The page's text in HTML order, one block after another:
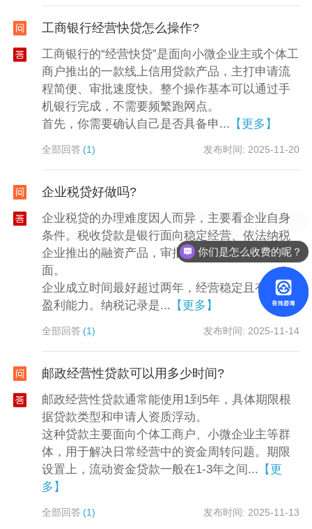
工商银行经营快贷怎么操作?
工商银行的“经营快贷”是面向小微企业主或个体工
商户推出的一款线上信用贷款产品，主打申请流
程简便、审批速度快。整个操作基本可以通过手
机银行完成，不需要频繁跑网点。
首先，你需要确认自己是否具备申... 【更多】
全部回答 (1) 发布时间: 2025-11-20
企业税贷好做吗?
企业税贷的办理难度因人而异，主要看企业自身
条件。税收贷款是银行面向稳定经营、依法纳税
企业推出的融资产品，审批时重点考察几个方
面。
企业成立时间最好超过两年，经营稳定且有一定
盈利能力。纳税记录是... 【更多】
全部回答 (1) 发布时间: 2025-11-14
邮政经营性贷款可以用多少时间?
邮政经营性贷款通常能使用1到5年，具体期限根
据贷款类型和申请人资质浮动。
这种贷款主要面向个体工商户、小微企业主等群
体，用于解决日常经营中的资金周转问题。期限
设置上，流动资金贷款一般在1-3年之间... 【更
多】
全部回答 (1) 发布时间: 2025-11-13
你们是怎么收费的呢？